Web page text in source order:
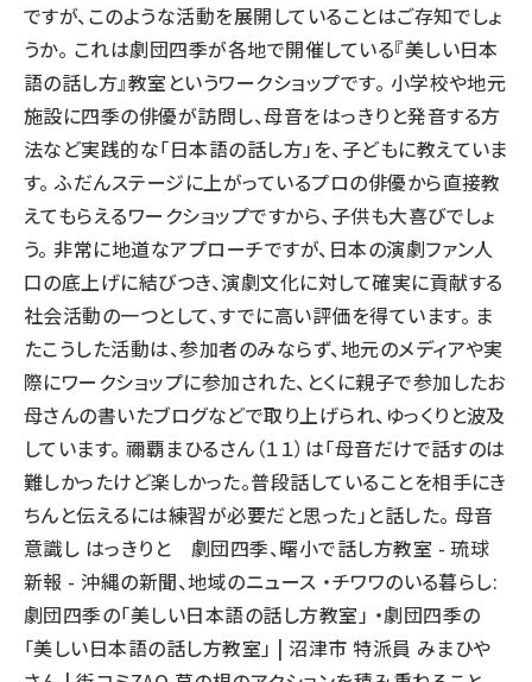
ですが、このような活動を展開していることはご存知でしょ
うか。 これは劇団四季が各地で開催している『美しい日本
語の話し方』教室というワークショップです。 小学校や地元
施設に四季の俳優が訪問し、母音をはっきりと発音する方
法など実践的な「日本語の話し方」を、子どもに教えていま
す。 ふだんステージに上がっているプロの俳優から直接教
えてもらえるワークショップですから、子供も大喜びでしょ
う。 非常に地道なアプローチですが、日本の演劇ファン人
口の底上げに結びつき、演劇文化に対して確実に貢献する
社会活動の一つとして、すでに高い評価を得ています。 ま
たこうした活動は、参加者のみならず、地元のメディアや実
際にワークショップに参加された、とくに親子で参加したお
母さんの書いたブログなどで取り上げられ、ゆっくりと波及
しています。 禰覇まひるさん（１１）は「母音だけで話すのは
難しかったけど楽しかった。普段話していることを相手にき
ちんと伝えるには練習が必要だと思った」と話した。 母音
意識し はっきりと 劇団四季、曙小で話し方教室 - 琉球
新報 - 沖縄の新聞、地域のニュース ・チワワのいる暮らし:
劇団四季の「美しい日本語の話し方教室」 ・劇団四季の
「美しい日本語の話し方教室」 | 沼津市 特派員 みまひや